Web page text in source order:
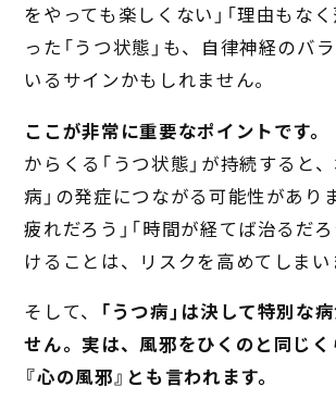
をやっても楽しくない」「理由もな
った「うつ状態」も、自律神経のバ
いるサインかもしれません。
ここが非常に重要なポイントです。
からくる「うつ状態」が持続すると
病」の発症につながる可能性があり
疲れだろう」「時間が経てば治るだ
けることは、リスクを高めてしまい
そして、
「うつ病」は決して特別な
せん。実は、風邪をひくのと同じく
『心の風邪』とも言われます。